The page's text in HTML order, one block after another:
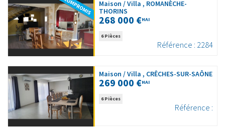
Maison / Villa , ROMANÈCHE-
THORINS
268 000 €HAI
6 Pièces
Référence : 2284
Maison / Villa , CRÊCHES-SUR-SAÔNE
269 000 €HAI
6 Pièces
Référence :